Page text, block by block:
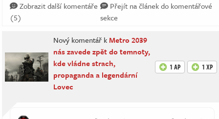
Zobrazit další komentáře
(5)
Přejít na článek do komentářové
sekce
Nový komentář k Metro 2039
nás zavede zpět do temnoty,
kde vládne strach,
propaganda a legendární
Lovec
1 AP 1 XP